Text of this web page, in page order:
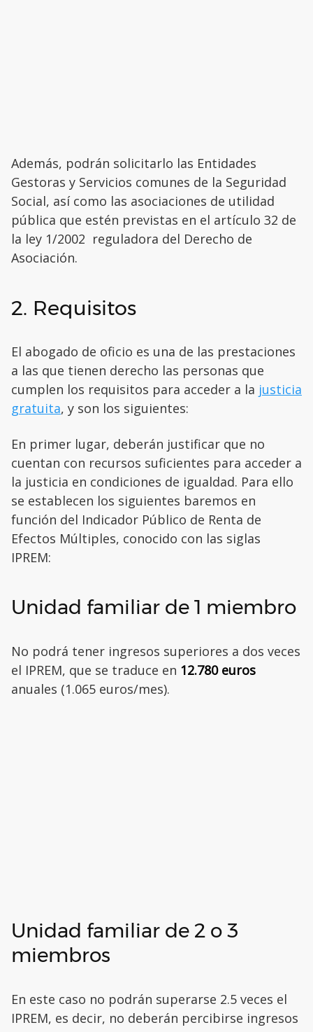
Además, podrán solicitarlo las Entidades
Gestoras y Servicios comunes de la Seguridad
Social, así como las asociaciones de utilidad
pública que estén previstas en el artículo 32 de
la ley 1/2002 reguladora del Derecho de
Asociación.
2. Requisitos
El abogado de oficio es una de las prestaciones
a las que tienen derecho las personas que
cumplen los requisitos para acceder a la justicia
gratuita, y son los siguientes:
En primer lugar, deberán justificar que no
cuentan con recursos suficientes para acceder a
la justicia en condiciones de igualdad. Para ello
se establecen los siguientes baremos en
función del Indicador Público de Renta de
Efectos Múltiples, conocido con las siglas
IPREM:
Unidad familiar de 1 miembro
No podrá tener ingresos superiores a dos veces
el IPREM, que se traduce en 12.780 euros
anuales (1.065 euros/mes).
Unidad familiar de 2 o 3
miembros
En este caso no podrán superarse 2.5 veces el
IPREM, es decir, no deberán percibirse ingresos